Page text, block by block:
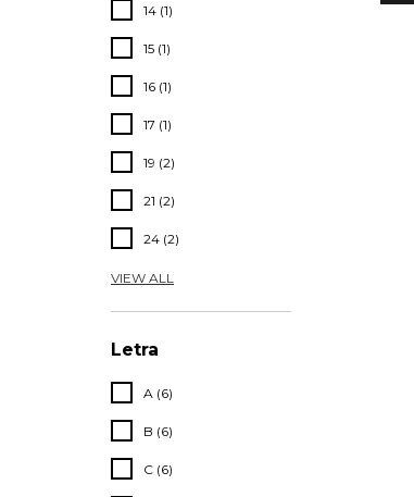
14 (1)
15 (1)
16 (1)
17 (1)
19 (2)
21 (2)
24 (2)
VIEW ALL
Letra
A (6)
B (6)
C (6)